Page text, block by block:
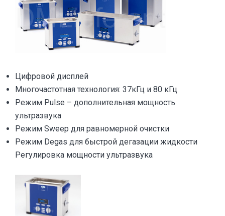
Цифровой дисплей
Многочастотная технология: 37кГц и 80 кГц
Режим Pulse – дополнительная мощность
ультразвука
Режим Sweep для равномерной очистки
Режим Degas для быстрой дегазации жидкости
Регулировка мощности ультразвука